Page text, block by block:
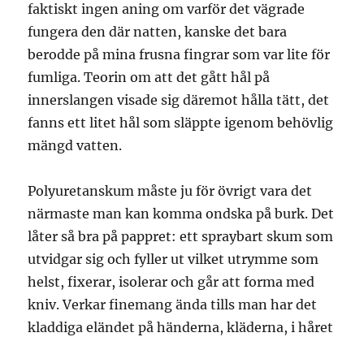
faktiskt ingen aning om varför det vägrade
fungera den där natten, kanske det bara
berodde på mina frusna fingrar som var lite för
fumliga. Teorin om att det gått hål på
innerslangen visade sig däremot hålla tätt, det
fanns ett litet hål som släppte igenom behövlig
mängd vatten.
Polyuretanskum måste ju för övrigt vara det
närmaste man kan komma ondska på burk. Det
låter så bra på pappret: ett spraybart skum som
utvidgar sig och fyller ut vilket utrymme som
helst, fixerar, isolerar och går att forma med
kniv. Verkar finemang ända tills man har det
kladdiga eländet på händerna, kläderna, i håret